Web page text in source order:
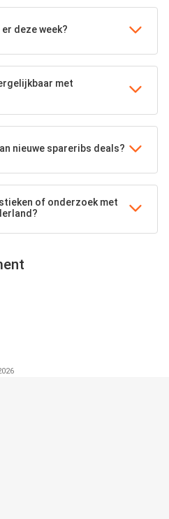
deze week?
met
nieuwe spareribs deals?
of onderzoek met